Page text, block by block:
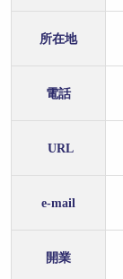
所在地
電話
URL
e-mail
開業